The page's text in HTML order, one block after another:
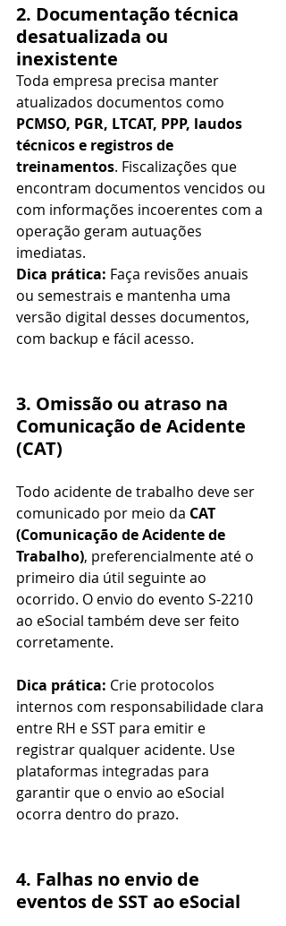
2. Documentação técnica
desatualizada ou
inexistente
Toda empresa precisa manter
atualizados documentos como
PCMSO, PGR, LTCAT, PPP, laudos
técnicos e registros de
treinamentos. Fiscalizações que
encontram documentos vencidos ou
com informações incoerentes com a
operação geram autuações
imediatas.
Dica prática: Faça revisões anuais
ou semestrais e mantenha uma
versão digital desses documentos,
com backup e fácil acesso.
3. Omissão ou atraso na
Comunicação de Acidente
(CAT)
Todo acidente de trabalho deve ser
comunicado por meio da CAT
(Comunicação de Acidente de
Trabalho), preferencialmente até o
primeiro dia útil seguinte ao
ocorrido. O envio do evento S-2210
ao eSocial também deve ser feito
corretamente.
Dica prática: Crie protocolos
internos com responsabilidade clara
entre RH e SST para emitir e
registrar qualquer acidente. Use
plataformas integradas para
garantir que o envio ao eSocial
ocorra dentro do prazo.
4. Falhas no envio de
eventos de SST ao eSocial